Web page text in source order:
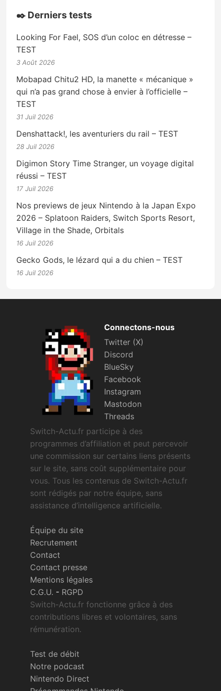
✒️ Derniers tests
Looking For Fael, SOS d’un coloc en détresse –
TEST
3 Août 2026
Mobapad Chitu2 HD, la manette « mécanique »
qui n’a pas grand chose à envier à l’officielle –
TEST
31 Juil 2026
Denshattack!, les aventuriers du rail – TEST
28 Juil 2026
Digimon Story Time Stranger, un voyage digital
réussi – TEST
17 Juil 2026
Nos previews de jeux Nintendo à la Japan Expo
2026 – Splatoon Raiders, Switch Sports Resort,
Village in the Shade, Orbitals
16 Juil 2026
Gecko Gods, le lézard qui a du chien – TEST
16 Juil 2026
Connectons-nous
Twitter (X)
Discord
BlueSky
Facebook
Instagram
Mastodon
Threads
Switch-Actu.fr participe à des
programmes d’affiliation et peut percevoir
une commission sur certains liens présents
sur le site, sans coût supplémentaire pour
vous. Tous les contenus de Switch-Actu.fr
sont rédigés par notre équipe, sans
assistance d’intelligence artificielle.
Équipe du site
Recrutement
Contact
Contact presse
Mentions légales
C.G.U. - RGPD
Switch-Actu.fr fonctionne grâce à des
contributions libres et volontaires, sans
rémunération.
Test de débit
Notre podcast
Nintendo Direct